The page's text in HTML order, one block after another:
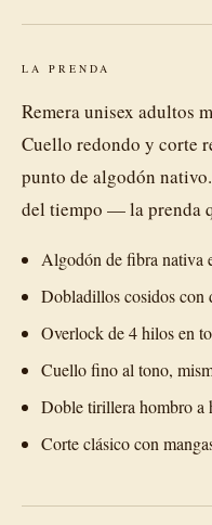
LA PRENDA
Remera unisex adultos
Cuello redondo y corte
punto de algodón
del tiempo — la prenda
Algodón de fibra nativa
Dobladillos cosidos con
Overlock de 4 hilos en
Cuello fino al tono,
Doble tirillera hombro a
Corte clásico con